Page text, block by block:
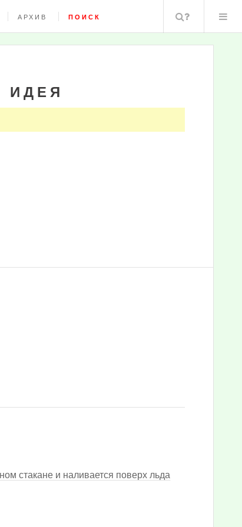
АРХИВ ПОИСК Поиск
ИДЕЯ
стакане и наливается поверх льда